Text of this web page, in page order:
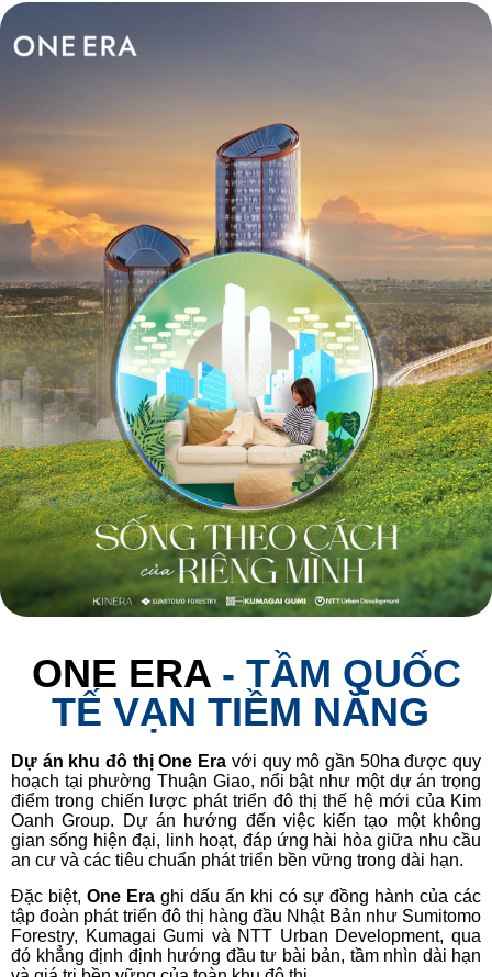
ONE ERA- TẦM QUỐC
TẾ VẠN TIỀM NĂNG
Dự án khu đô thị One Era với quy mô gần 50ha được quy
hoạch tại phường Thuận Giao, nổi bật như một dự án trọng
điểm trong chiến lược phát triển đô thị thế hệ mới của Kim
Oanh Group. Dự án hướng đến việc kiến tạo một không
gian sống hiện đại, linh hoạt, đáp ứng hài hòa giữa nhu cầu
an cư và các tiêu chuẩn phát triển bền vững trong dài hạn.
Đặc biệt, One Era ghi dấu ấn khi có sự đồng hành của các
tập đoàn phát triển đô thị hàng đầu Nhật Bản như Sumitomo
Forestry, Kumagai Gumi và NTT Urban Development, qua
đó khẳng định định hướng đầu tư bài bản, tầm nhìn dài hạn